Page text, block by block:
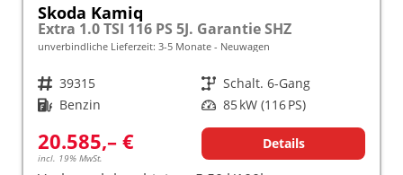
Skoda Kamiq
Extra 1.0 TSI 116 PS 5J. Garantie SHZ
unverbindliche Lieferzeit: 3-5 Monate Neuwagen
Fahrzeugnr. 39315 Getriebe Schalt. 6-Gang
Kraftstoff Benzin Leistung 85 kW (116 PS)
20.585,– €
incl. 19% MwSt.
Details